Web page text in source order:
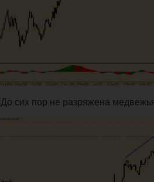
До сих пор не разряжена